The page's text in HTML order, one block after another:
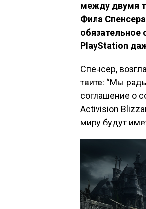
между двумя
Фила
обязательное
PlayStation
Спенсер,
твите: “Мы
соглашение о
Activision
миру будут